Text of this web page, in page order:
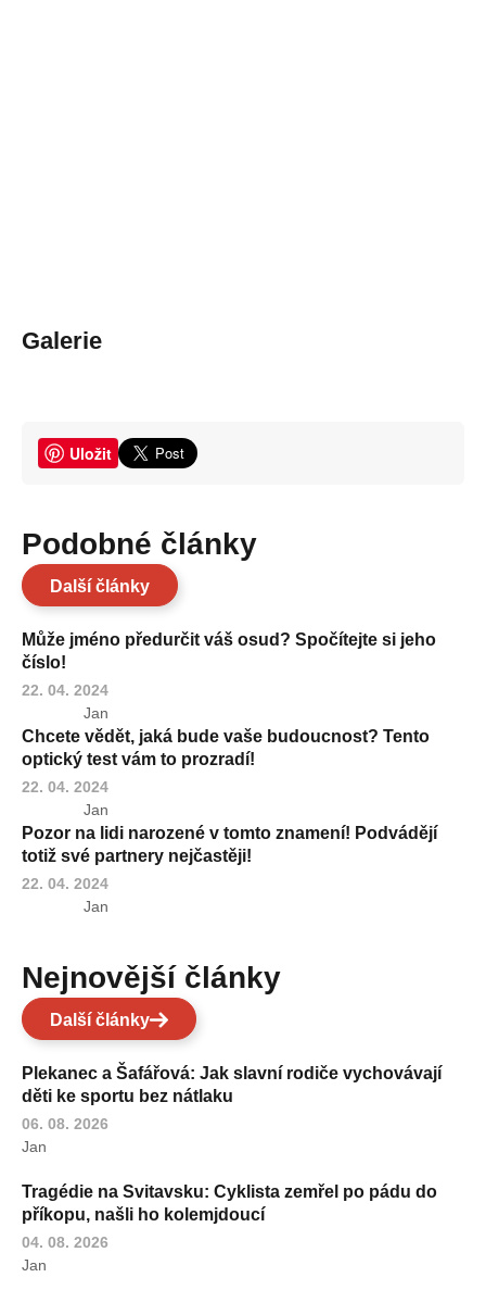
Galerie
Uložit
Podobné články
Další články
Může jméno předurčit váš osud? Spočítejte si jeho
číslo!
22. 04. 2024
Jan
Chcete vědět, jaká bude vaše budoucnost? Tento
optický test vám to prozradí!
22. 04. 2024
Jan
Pozor na lidi narozené v tomto znamení! Podvádějí
totiž své partnery nejčastěji!
22. 04. 2024
Jan
Nejnovější články
Další články
Plekanec a Šafářová: Jak slavní rodiče vychovávají
děti ke sportu bez nátlaku
06. 08. 2026
Jan
Tragédie na Svitavsku: Cyklista zemřel po pádu do
příkopu, našli ho kolemjdoucí
04. 08. 2026
Jan